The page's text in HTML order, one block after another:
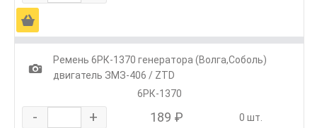
Ä
1
Ремень 6РК-1370 генератора (Волга,Соболь)
двигатель ЗМЗ-406 / ZTD
6РК-1370
- + 189 ₽ 0 шт.